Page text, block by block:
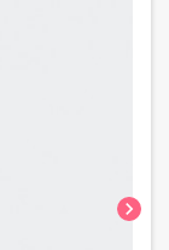
chevron_right